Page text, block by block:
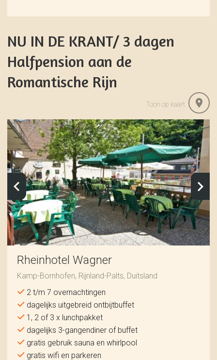
NU IN DE KRANT/ 3 dagen
Halfpension aan de
Romantische Rijn
Toon op kaart
Rheinhotel Wagner
Kamp-Bornhofen, Rijnland-Palts, Duitsland
2 t/m 7 overnachtingen
dagelijks uitgebreid ontbijtbuffet
1, 2 of 3 x lunchpakket
dagelijks 3-gangendiner of buffet
gratis gebruik sauna en whirlpool
gratis wifi en parkeren